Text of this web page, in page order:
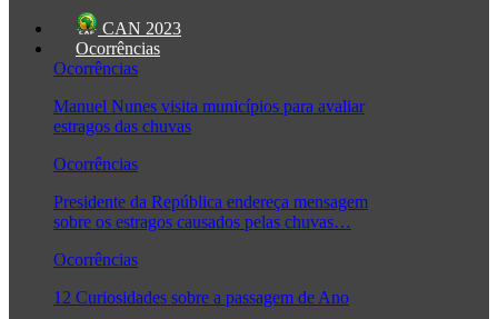
CAN 2023
Ocorrências
Ocorrências
Manuel Nunes visita municípios para avaliar
estragos das chuvas
Ocorrências
Presidente da República endereça mensagem
sobre os estragos causados pelas chuvas…
Ocorrências
12 Curiosidades sobre a passagem de Ano